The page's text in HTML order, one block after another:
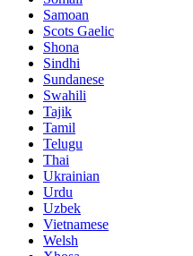
Samoan
Scots Gaelic
Shona
Sindhi
Sundanese
Swahili
Tajik
Tamil
Telugu
Thai
Ukrainian
Urdu
Uzbek
Vietnamese
Welsh